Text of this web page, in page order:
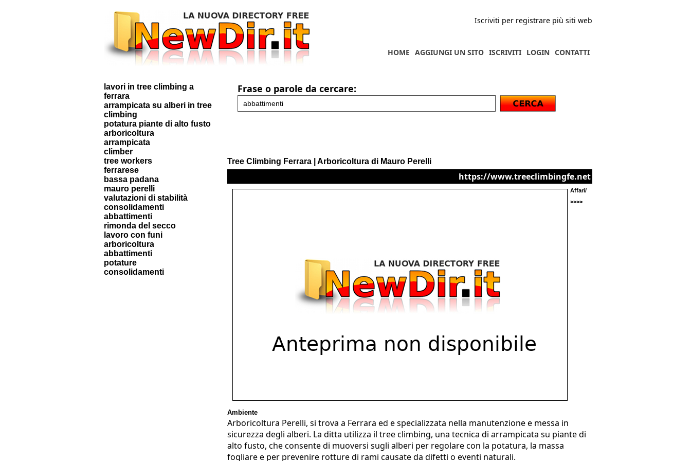
Iscriviti per registrare più siti web
CONTATTI
LOGIN
ISCRIVITI
AGGIUNGI UN SITO
HOME
lavori in tree climbing a
ferrara
arrampicata su alberi in tree
climbing
potatura piante di alto fusto
arboricoltura
arrampicata
climber
tree workers
ferrarese
bassa padana
mauro perelli
valutazioni di stabilità
consolidamenti
abbattimenti
rimonda del secco
lavoro con funi
arboricoltura
abbattimenti
potature
consolidamenti
Frase o parole da cercare:
Tree Climbing Ferrara | Arboricoltura di Mauro Perelli
https://www.treeclimbingfe.net
Affari/
>>>>
Ambiente
Arboricoltura Perelli, si trova a Ferrara ed e specializzata nella manutenzione e messa in
sicurezza degli alberi. La ditta utilizza il tree climbing, una tecnica di arrampicata su piante di
alto fusto, che consente di muoversi sugli alberi per regolare con la potatura, la massa
fogliare e per prevenire rotture di rami causate da difetti o eventi naturali.